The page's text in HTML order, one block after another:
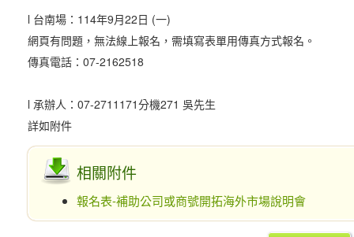
l 台南場：114年9月22日 (一)
網頁有問題，無法線上報名，需填寫表單用傳真方式報名。
傳真電話：07-2162518
l 承辦人：07-2711171分機271 吳先生
詳如附件
相關附件
報名表-補助公司或商號開拓海外市場說明會